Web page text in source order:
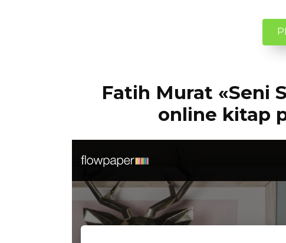
Fatih Murat «Seni
online kitap